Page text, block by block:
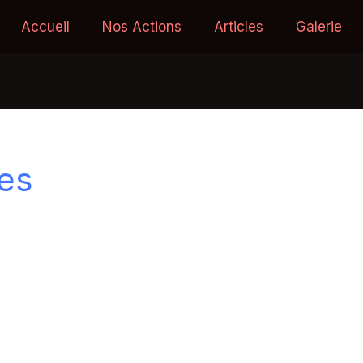
Accueil Nos Actions Articles Galerie